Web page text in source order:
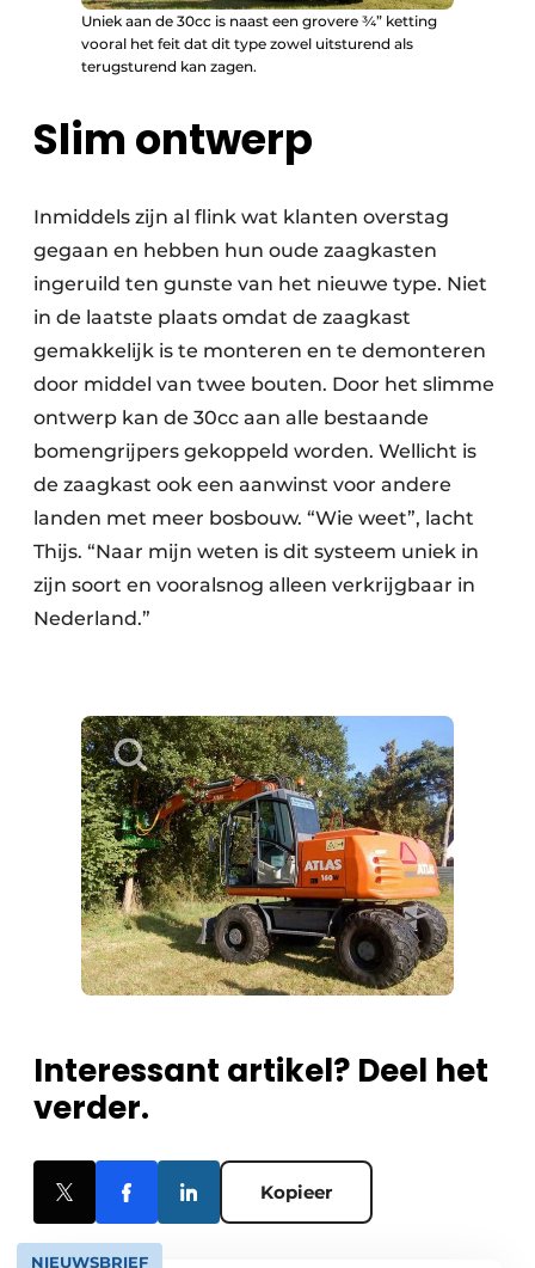
Uniek aan de 30cc is naast een grovere ¾” ketting
vooral het feit dat dit type zowel uitsturend als
terugsturend kan zagen.
Slim ontwerp
Inmiddels zijn al flink wat klanten overstag
gegaan en hebben hun oude zaagkasten
ingeruild ten gunste van het nieuwe type. Niet
in de laatste plaats omdat de zaagkast
gemakkelijk is te monteren en te demonteren
door middel van twee bouten. Door het slimme
ontwerp kan de 30cc aan alle bestaande
bomengrijpers gekoppeld worden. Wellicht is
de zaagkast ook een aanwinst voor andere
landen met meer bosbouw. “Wie weet”, lacht
Thijs. “Naar mijn weten is dit systeem uniek in
zijn soort en vooralsnog alleen verkrijgbaar in
Nederland.”
Interessant artikel? Deel het
verder.
Kopieer
NIEUWSBRIEF